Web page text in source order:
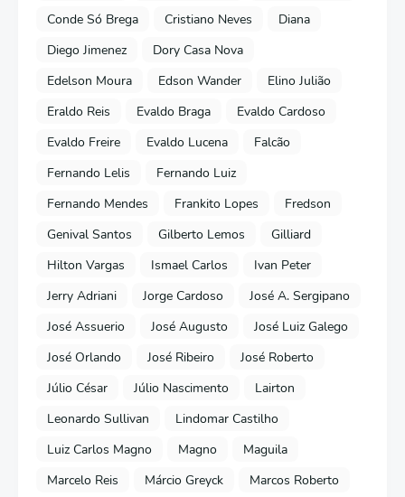
Conde Só Brega
Cristiano Neves
Diana
Diego Jimenez
Dory Casa Nova
Edelson Moura
Edson Wander
Elino Julião
Eraldo Reis
Evaldo Braga
Evaldo Cardoso
Evaldo Freire
Evaldo Lucena
Falcão
Fernando Lelis
Fernando Luiz
Fernando Mendes
Frankito Lopes
Fredson
Genival Santos
Gilberto Lemos
Gilliard
Hilton Vargas
Ismael Carlos
Ivan Peter
Jerry Adriani
Jorge Cardoso
José A. Sergipano
José Assuerio
José Augusto
José Luiz Galego
José Orlando
José Ribeiro
José Roberto
Júlio César
Júlio Nascimento
Lairton
Leonardo Sullivan
Lindomar Castilho
Luiz Carlos Magno
Magno
Maguila
Marcelo Reis
Márcio Greyck
Marcos Roberto